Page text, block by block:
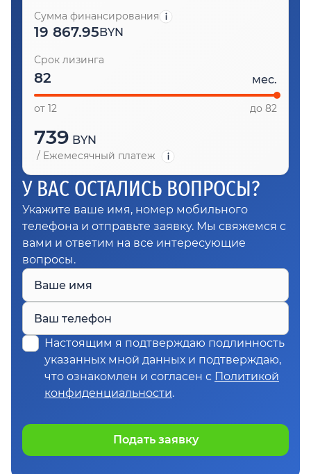
Сумма финансирования
19 867.95BYN
Срок лизинга
мес.
от 12 до 82
739 BYN
/ Ежемесячный платеж
У ВАС ОСТАЛИСЬ ВОПРОСЫ?
Укажите ваше имя, номер мобильного
телефона и отправьте заявку. Мы свяжемся с
вами и ответим на все интересующие
вопросы.
Ваше имя
Ваш телефон
Настоящим я подтверждаю подлинность
указанных мной данных и подтверждаю,
что ознакомлен и согласен с Политикой
конфиденциальности.
Подать заявку